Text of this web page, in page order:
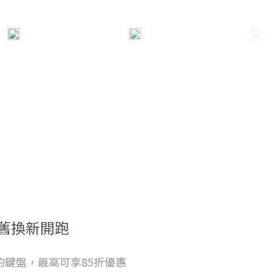
換新開跑
鍵盤，最高可享85折優惠